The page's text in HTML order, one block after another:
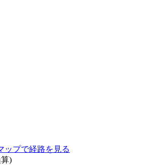
ップで経路を見る
)